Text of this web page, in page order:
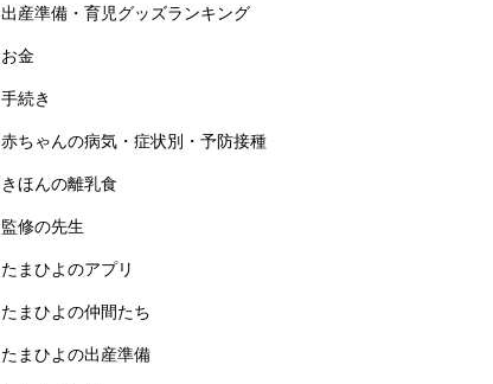
出産準備・育児グッズランキング
お金
手続き
赤ちゃんの病気・症状別・予防接種
きほんの離乳食
監修の先生
たまひよのアプリ
たまひよの仲間たち
たまひよの出産準備